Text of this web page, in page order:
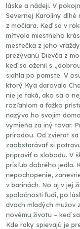
láske a nádeji. V
Severnej Karolíny
z močiara. Keď sa v
mŕtvola miestneho
mestečka z jeho
prezývanú Dievča z
keď sa oženil s
siahla po pomste. V
ktorý Kya darovala
nie je taká, ako sa o
rozľahlom a ťažko
nazýva ho svojím
vymieňa za iný tovar.
prírodou. Od zvierat
zaobstarávať si
pripraviť o slobodu. V
prísľub dobrého jedla.
nepochopenie,
v barinách. No aj v jej
spoločnosti ľudí, po
dvoch mladých mužov
novému životu – keď
Kde raky spievajú je